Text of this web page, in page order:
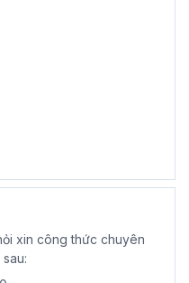
xin công thức chuyên